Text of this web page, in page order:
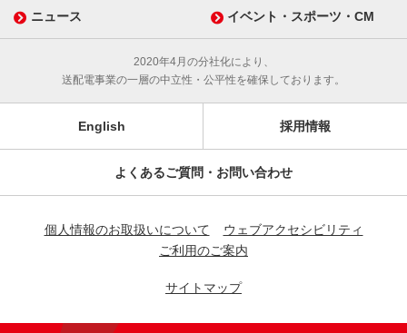
ニュース イベント・スポーツ・CM
2020年4月の分社化により、
送配電事業の一層の中立性・公平性を確保しております。
English 採用情報
よくあるご質問・お問い合わせ
個人情報のお取扱いについて
ウェブアクセシビリティ
ご利用のご案内
サイトマップ